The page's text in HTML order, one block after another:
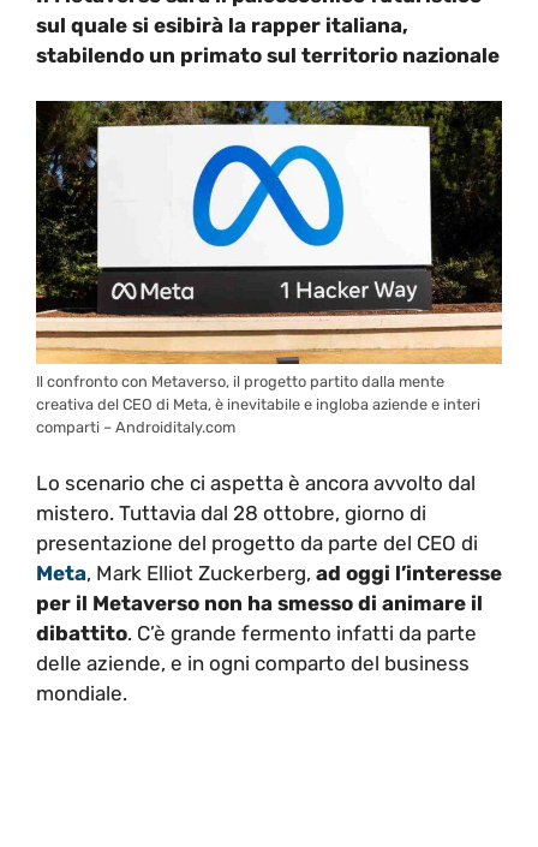
sul quale si esibirà la rapper italiana,
stabilendo un primato sul territorio nazionale
Il confronto con Metaverso, il progetto partito dalla mente
creativa del CEO di Meta, è inevitabile e ingloba aziende e interi
comparti – Androiditaly.com
Lo scenario che ci aspetta è ancora avvolto dal
mistero. Tuttavia dal 28 ottobre, giorno di
presentazione del progetto da parte del CEO di
Meta, Mark Elliot Zuckerberg, ad oggi l’interesse
per il Metaverso non ha smesso di animare il
dibattito. C’è grande fermento infatti da parte
delle aziende, e in ogni comparto del business
mondiale.